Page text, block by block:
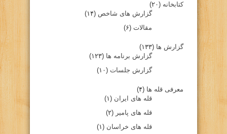
کتابخانه (۲۰)
گزارش های شاخص (۱۴)
مقالات (۶)
گزارش ها (۱۳۳)
گزارش برنامه ها (۱۲۳)
گزارش جلسات (۱۰)
معرفی قله ها (۴)
قله های ایران (۱)
قله های پامیر (۲)
قله های خراسان (۱)